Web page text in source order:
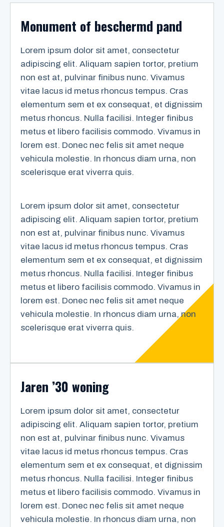
Monument of beschermd pand
Lorem ipsum dolor sit amet, consectetur
adipiscing elit. Aliquam sapien tortor, pretium
non est at, pulvinar finibus nunc. Vivamus
vitae lacus id metus rhoncus tempus. Cras
elementum sem et ex consequat, et dignissim
metus rhoncus. Nulla facilisi. Integer finibus
metus et libero facilisis commodo. Vivamus in
lorem est. Donec nec felis sit amet neque
vehicula molestie. In rhoncus diam urna, non
scelerisque erat viverra quis.
Lorem ipsum dolor sit amet, consectetur
adipiscing elit. Aliquam sapien tortor, pretium
non est at, pulvinar finibus nunc. Vivamus
vitae lacus id metus rhoncus tempus. Cras
elementum sem et ex consequat, et dignissim
metus rhoncus. Nulla facilisi. Integer finibus
metus et libero facilisis commodo. Vivamus in
lorem est. Donec nec felis sit amet neque
vehicula molestie. In rhoncus diam urna, non
scelerisque erat viverra quis.
Jaren ’30 woning
Lorem ipsum dolor sit amet, consectetur
adipiscing elit. Aliquam sapien tortor, pretium
non est at, pulvinar finibus nunc. Vivamus
vitae lacus id metus rhoncus tempus. Cras
elementum sem et ex consequat, et dignissim
metus rhoncus. Nulla facilisi. Integer finibus
metus et libero facilisis commodo. Vivamus in
lorem est. Donec nec felis sit amet neque
vehicula molestie. In rhoncus diam urna, non